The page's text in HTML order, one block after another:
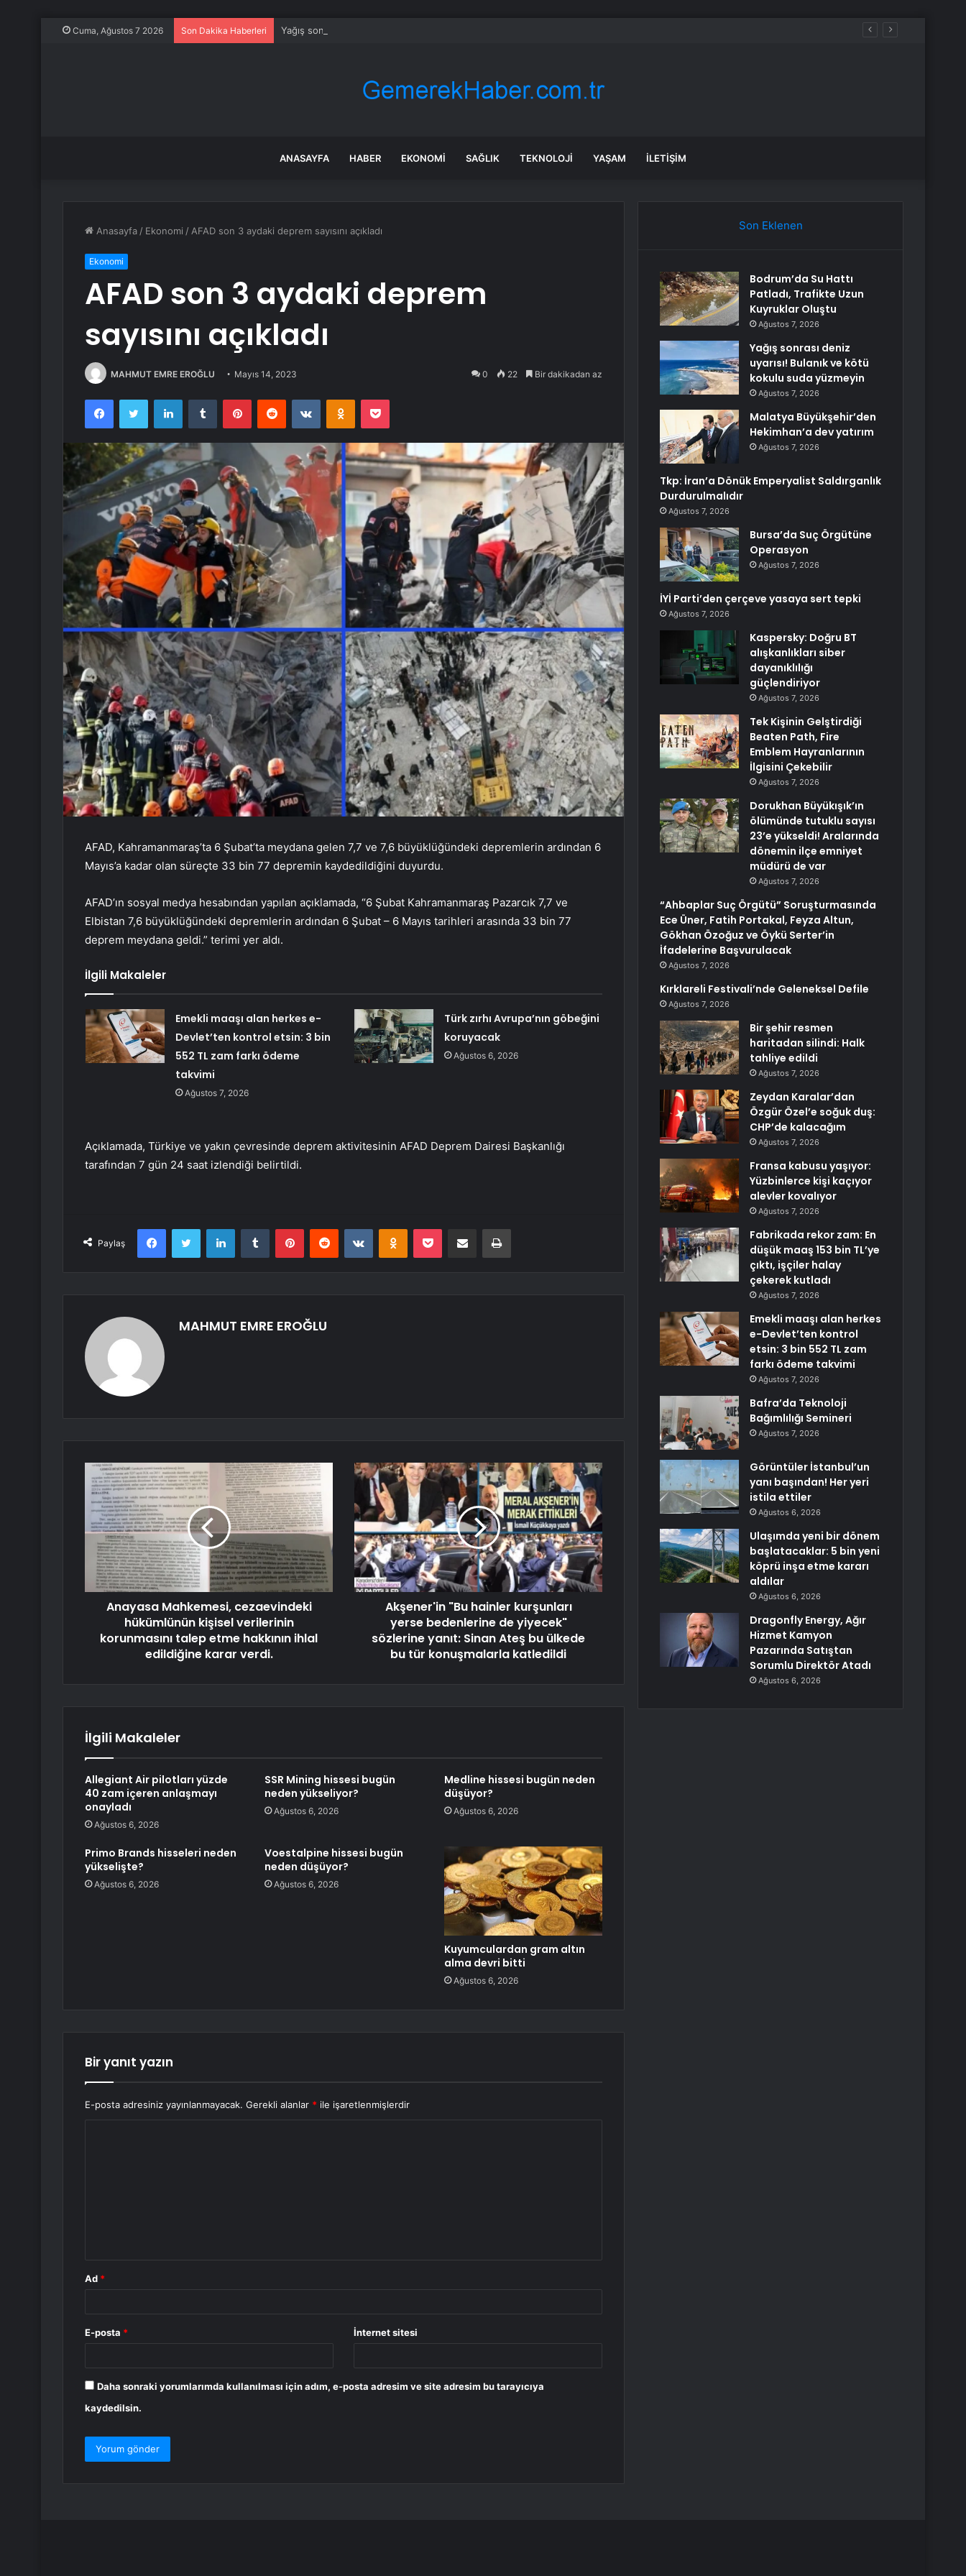
Cuma, Ağustos 7 2026 Son Dakika Haberleri Yağış sonrası deniz uyarısı! Bulanık ve kötü kokulu suda yüzmeyin
ANASAYFA HABER EKONOMI SAĞLIK TEKNOLOJI YAŞAM İLETIŞIM
Anasayfa / Ekonomi / AFAD son 3 aydaki deprem sayısını açıkladı
Ekonomi
AFAD son 3 aydaki deprem
sayısını açıkladı
MAHMUT EMRE EROĞLU Mayıs 14, 2023 0 22 Bir dakikadan az
FacebookTwitter LinkedInTumblr PinterestReddit VKontakteOdnoklassniki
Pocket
AFAD, Kahramanmaraş’ta 6 Şubat’ta meydana gelen 7,7 ve 7,6 büyüklüğündeki depremlerin ardından 6
Mayıs’a kadar olan süreçte 33 bin 77 depremin kaydedildiğini duyurdu.
AFAD’ın sosyal medya hesabından yapılan açıklamada, “6 Şubat Kahramanmaraş Pazarcık 7,7 ve
Elbistan 7,6 büyüklüğündeki depremlerin ardından 6 Şubat – 6 Mayıs tarihleri ​​arasında 33 bin 77
deprem meydana geldi.” terimi yer aldı.
İlgili Makaleler
Emekli maaşı alan herkes e-
Devlet’ten kontrol etsin: 3 bin
552 TL zam farkı ödeme
takvimi
Ağustos 7, 2026
Türk zırhı Avrupa’nın göbeğini
koruyacak
Ağustos 6, 2026
Açıklamada, Türkiye ve yakın çevresinde deprem aktivitesinin AFAD Deprem Dairesi Başkanlığı
tarafından 7 gün 24 saat izlendiği belirtildi.
Paylaş
FacebookTwitter LinkedInTumblr PinterestReddit VKontakteOdnoklassniki
Pocket E-Posta ile paylaş Yazdır
MAHMUT EMRE EROĞLU
Anayasa Mahkemesi, cezaevindeki
hükümlünün kişisel verilerinin
korunmasını talep etme hakkının ihlal
edildiğine karar verdi.
Akşener'in "Bu hainler kurşunları
yerse bedenlerine de yiyecek"
sözlerine yanıt: Sinan Ateş bu ülkede
bu tür konuşmalarla katledildi
İlgili Makaleler
Allegiant Air pilotları yüzde
40 zam içeren anlaşmayı
onayladı
Ağustos 6, 2026
SSR Mining hissesi bugün
neden yükseliyor?
Ağustos 6, 2026
Medline hissesi bugün neden
düşüyor?
Ağustos 6, 2026
Primo Brands hisseleri neden
yükselişte?
Ağustos 6, 2026
Voestalpine hissesi bugün
neden düşüyor?
Ağustos 6, 2026
Kuyumculardan gram altın
alma devri bitti
Ağustos 6, 2026
Bir yanıt yazın
E-posta adresiniz yayınlanmayacak. Gerekli alanlar * ile işaretlenmişlerdir
Ad *
E-posta * İnternet sitesi
Daha sonraki yorumlarımda kullanılması için adım, e-posta adresim ve site adresim bu tarayıcıya
kaydedilsin.
Son Eklenen
Bodrum’da Su Hattı
Patladı, Trafikte Uzun
Kuyruklar Oluştu
Ağustos 7, 2026
Yağış sonrası deniz
uyarısı! Bulanık ve kötü
kokulu suda yüzmeyin
Ağustos 7, 2026
Malatya Büyükşehir’den
Hekimhan’a dev yatırım
Ağustos 7, 2026
Tkp: İran’a Dönük Emperyalist Saldırganlık
Durdurulmalıdır
Ağustos 7, 2026
Bursa’da Suç Örgütüne
Operasyon
Ağustos 7, 2026
İYİ Parti’den çerçeve yasaya sert tepki
Ağustos 7, 2026
Kaspersky: Doğru BT
alışkanlıkları siber
dayanıklılığı
güçlendiriyor
Ağustos 7, 2026
Tek Kişinin Gelştirdiği
Beaten Path, Fire
Emblem Hayranlarının
İlgisini Çekebilir
Ağustos 7, 2026
Dorukhan Büyükışık’ın
ölümünde tutuklu sayısı
23’e yükseldi! Aralarında
dönemin ilçe emniyet
müdürü de var
Ağustos 7, 2026
“Ahbaplar Suç Örgütü” Soruşturmasında
Ece Üner, Fatih Portakal, Feyza Altun,
Gökhan Özoğuz ve Öykü Serter’in
İfadelerine Başvurulacak
Ağustos 7, 2026
Kırklareli Festivali’nde Geleneksel Defile
Ağustos 7, 2026
Bir şehir resmen
haritadan silindi: Halk
tahliye edildi
Ağustos 7, 2026
Zeydan Karalar’dan
Özgür Özel’e soğuk duş:
CHP’de kalacağım
Ağustos 7, 2026
Fransa kabusu yaşıyor:
Yüzbinlerce kişi kaçıyor
alevler kovalıyor
Ağustos 7, 2026
Fabrikada rekor zam: En
düşük maaş 153 bin TL’ye
çıktı, işçiler halay
çekerek kutladı
Ağustos 7, 2026
Emekli maaşı alan herkes
e-Devlet’ten kontrol
etsin: 3 bin 552 TL zam
farkı ödeme takvimi
Ağustos 7, 2026
Bafra’da Teknoloji
Bağımlılığı Semineri
Ağustos 7, 2026
Görüntüler İstanbul’un
yanı başından! Her yeri
istila ettiler
Ağustos 6, 2026
Ulaşımda yeni bir dönem
başlatacaklar: 5 bin yeni
köprü inşa etme kararı
aldılar
Ağustos 6, 2026
Dragonfly Energy, Ağır
Hizmet Kamyon
Pazarında Satıştan
Sorumlu Direktör Atadı
Ağustos 6, 2026